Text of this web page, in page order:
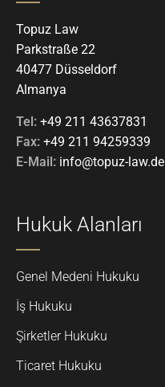
Topuz Law
Parkstraße 22
40477 Düsseldorf
Almanya
Tel: +49 211 43637831
Fax: +49 211 94259339
E-Mail: info@topuz-law.de
Hukuk Alanları
Genel Medeni Hukuku
İş Hukuku
Şirketler Hukuku
Ticaret Hukuku